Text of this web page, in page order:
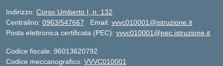
Indirizzo: Corso Umberto I, n. 132
Centralino: 0963/547667 Email: vvvc010001@istruzione.it
Posta elettronica certificata (PEC): vvvc010001@pec.istruzione.it
Codice fiscale: 96013620792
Codice meccanografico: VVVC010001